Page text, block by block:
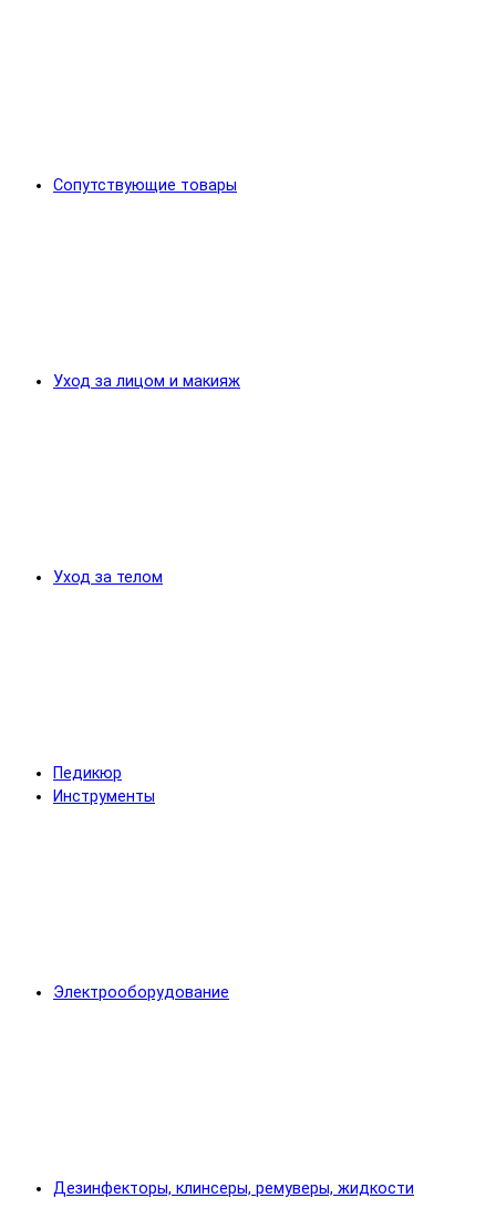
Сопутствующие товары
Уход за лицом и макияж
Уход за телом
Педикюр
Инструменты
Электрооборудование
Дезинфекторы, клинсеры, ремуверы, жидкости